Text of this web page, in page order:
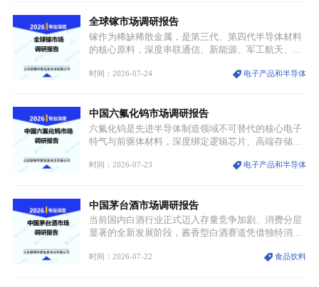
重要载体。同时，行业标准落地、生产技术升级、原
创设计能力提升，进一步夯实产业发展根基，吸引传
统服饰品牌、文旅企业等跨界入局，市场活力持续释
全球镓市场调研报告
镓作为稀缺稀散金属，是第三代、第四代半导体材料
的核心原料，深度串联通信、新能源、军工航天、光
与大国科技博弈的关键战略资源。镓并非传统大宗金
领域渗透”的战略体系，成为全球科技产业运转的刚
需资源。
时间：2026-07-24 电子产品和半导体
中国六氟化钨市场调研报告
六氟化钨是先进半导体制造领域不可替代的核心电子
特气与前驱体材料，深度绑定逻辑芯片、高端存储芯
沉积（CVD）、原子层沉积（ALD）工艺专用前驱体
密制造流程。
时间：2026-07-23 电子产品和半导体
中国茅台酒市场调研报告
当前国内白酒行业正式迈入存量竞争加剧、消费分层
显著的全新发展阶段，酱香型白酒赛道凭借独特消费
道。贵州茅台凭借独一无二的核心产区壁垒、刚性产
时间：2026-07-22 食品饮料